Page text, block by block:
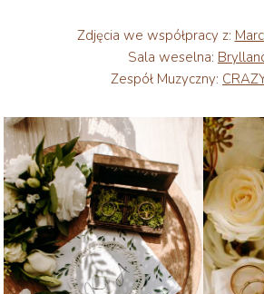
Zdjęcia we współpracy z:
Sala weselna:
Zespół Muzyczny: